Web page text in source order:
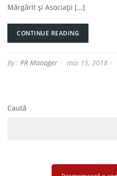
Mărgărit și Asociații […]
CONTINUE READING
By : PR Manager mai 15, 2018
Caută